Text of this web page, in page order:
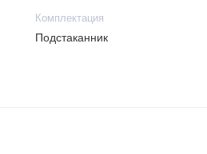
Комплектация
Подстаканник